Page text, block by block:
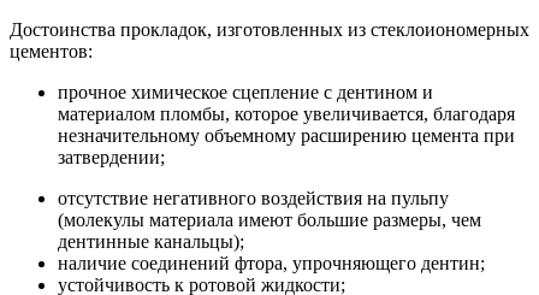
Достоинства прокладок, изготовленных из стеклоиономерных
цементов:
прочное химическое сцепление с дентином и
материалом пломбы, которое увеличивается, благодаря
незначительному объемному расширению цемента при
затвердении;
отсутствие негативного воздействия на пульпу
(молекулы материала имеют большие размеры, чем
дентинные канальцы);
наличие соединений фтора, упрочняющего дентин;
устойчивость к ротовой жидкости;